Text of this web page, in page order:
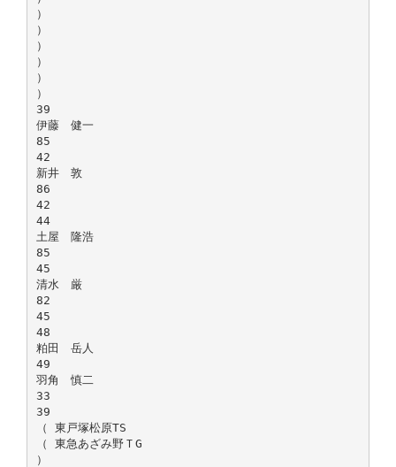
）
）
）
）
）
）
39
伊藤 健一
85
42
新井 敦
86
42
44
土屋 隆浩
85
45
清水 厳
82
45
48
粕田 岳人
49
羽角 慎二
33
39
（ 東戸塚松原TS
（ 東急あざみ野ＴG
）